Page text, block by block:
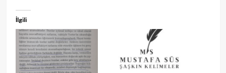
İlgili